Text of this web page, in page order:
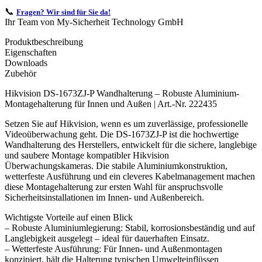
📞 Fragen? Wir sind für Sie da!
Ihr Team von My-Sicherheit Technology GmbH
Produktbeschreibung
Eigenschaften
Downloads
Zubehör
Hikvision DS-1673ZJ-P Wandhalterung – Robuste Aluminium-
Montagehalterung für Innen und Außen | Art.-Nr. 222435
Setzen Sie auf Hikvision, wenn es um zuverlässige, professionelle
Videoüberwachung geht. Die DS-1673ZJ-P ist die hochwertige
Wandhalterung des Herstellers, entwickelt für die sichere, langlebige
und saubere Montage kompatibler Hikvision
Überwachungskameras. Die stabile Aluminiumkonstruktion,
wetterfeste Ausführung und ein cleveres Kabelmanagement machen
diese Montagehalterung zur ersten Wahl für anspruchsvolle
Sicherheitsinstallationen im Innen- und Außenbereich.
Wichtigste Vorteile auf einen Blick
– Robuste Aluminiumlegierung: Stabil, korrosionsbeständig und auf
Langlebigkeit ausgelegt – ideal für dauerhaften Einsatz.
– Wetterfeste Ausführung: Für Innen- und Außenmontagen
konzipiert, hält die Halterung typischen Umwelteinflüssen